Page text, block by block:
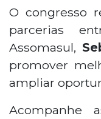
O congresso
parcerias
Assomasul,
promover
ampliar
Acompanhe